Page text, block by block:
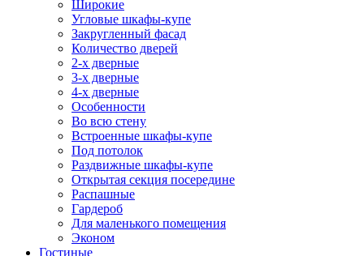
Широкие
Угловые шкафы-купе
Закругленный фасад
Количество дверей
2-х дверные
3-х дверные
4-х дверные
Особенности
Во всю стену
Встроенные шкафы-купе
Под потолок
Раздвижные шкафы-купе
Открытая секция посередине
Распашные
Гардероб
Для маленького помещения
Эконом
Гостиные